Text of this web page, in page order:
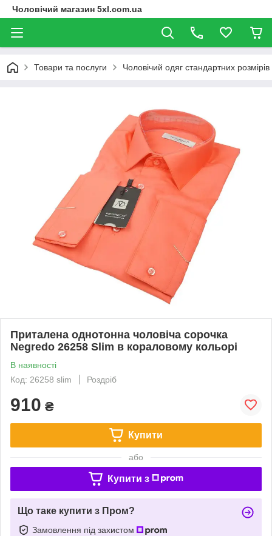
Чоловічий магазин 5xl.com.ua
Товари та послуги Чоловічий одяг стандартних розмірів
Приталена однотонна чоловіча сорочка
Negredo 26258 Slim в кораловому кольорі
В наявності
Код: 26258 slim
Роздріб
910 ₴
Купити
або
Купити з
Що таке купити з Пром?
Замовлення під захистом